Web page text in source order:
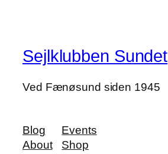
Sejlklubben Sundet
Ved Fænøsund siden 1945
Blog
About
Events
Shop